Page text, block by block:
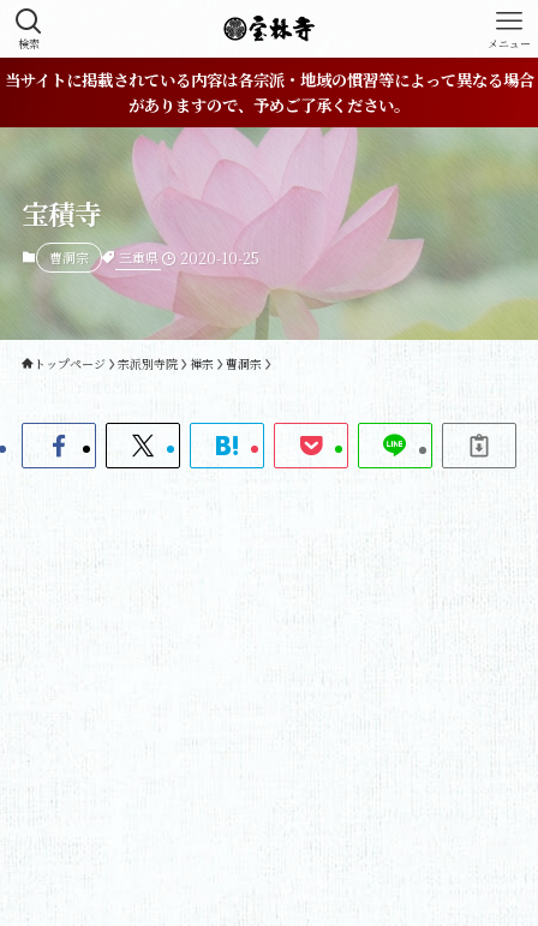
検索 メニュー
当サイトに掲載されている内容は各宗派・地域の慣習等によって異なる場合
がありますので、予めご了承ください。
宝積寺
曹洞宗 三重県 2020-10-25
トップページ 宗派別寺院 禅宗 曹洞宗